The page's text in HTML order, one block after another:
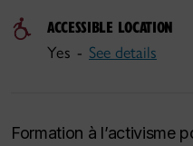
ACCESSIBLE LOCATION
Yes - See details
Formation à l’activisme